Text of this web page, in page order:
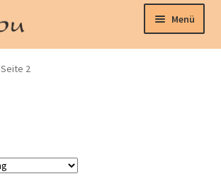
Menü
Seite 2